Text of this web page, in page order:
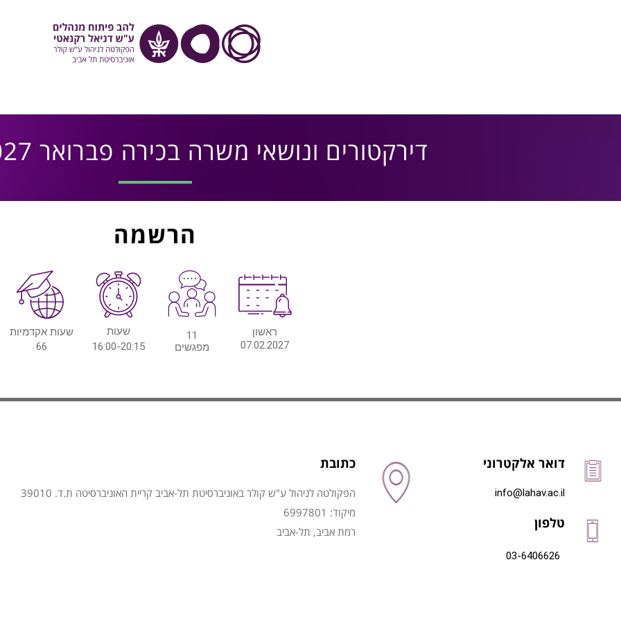
דירקטורים ונושאי משרה בכירה פברואר 2027 – מוקדם
הרשמה
ראשון
07.02.2027
11
מפגשים
שעות
16:00-20:15
שעות אקדמיות
66
דואר אלקטרוני
info@lahav.ac.il
טלפון
03-6406626
כתובת
הפקולטה לניהול ע"ש קולר באוניברסיטת תל-אביב קריית האוניברסיטה ת.ד. 39010
מיקוד: 6997801
רמת אביב, תל-אביב